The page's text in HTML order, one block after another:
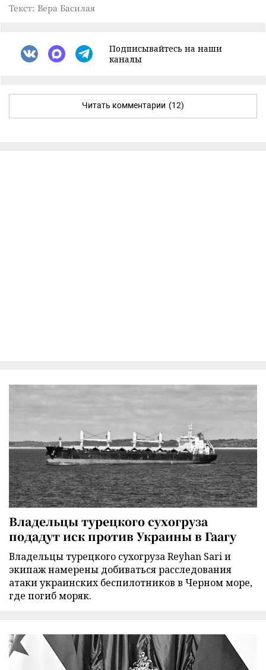
Текст: Вера Басилая
Подписывайтесь на наши
каналы
Читать комментарии (12)
Владельцы турецкого сухогруза
подадут иск против Украины в Гаагу
Владельцы турецкого сухогруза Reyhan Sari и
экипаж намерены добиваться расследования
атаки украинских беспилотников в Черном море,
где погиб моряк.